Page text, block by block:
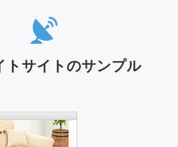
トサイトのサンプル